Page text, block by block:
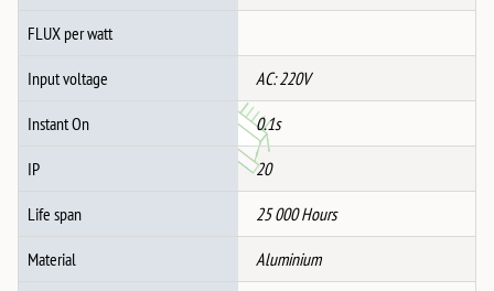
FLUX per watt
Input voltage AC: 220V
Instant On 0.1s
IP 20
Life span 25 000 Hours
Material Aluminium